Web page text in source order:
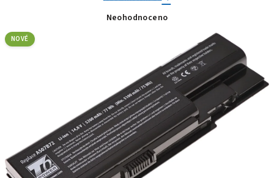
Průměrné
hvězdiček.
Neohodnoceno
NOVÉ